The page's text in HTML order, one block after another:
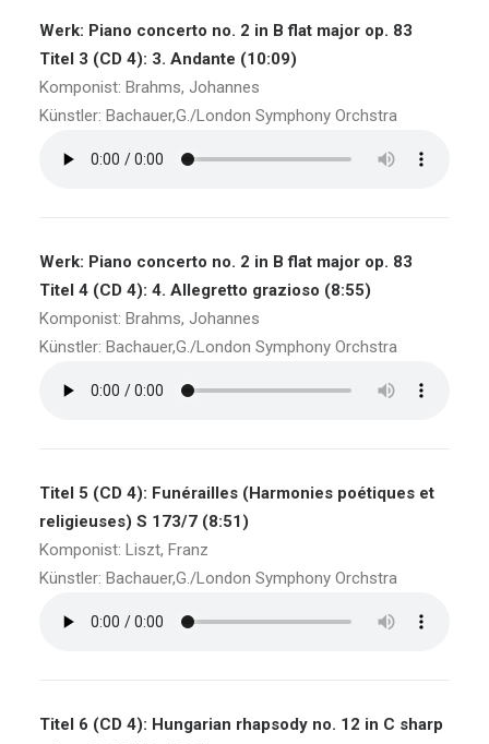
Werk: Piano concerto no. 2 in B flat major op. 83
Titel 3 (CD 4): 3. Andante (10:09)
Komponist: Brahms, Johannes
Künstler: Bachauer,G./London Symphony Orchstra
Werk: Piano concerto no. 2 in B flat major op. 83
Titel 4 (CD 4): 4. Allegretto grazioso (8:55)
Komponist: Brahms, Johannes
Künstler: Bachauer,G./London Symphony Orchstra
Titel 5 (CD 4): Funérailles (Harmonies poétiques et
religieuses) S 173/7 (8:51)
Komponist: Liszt, Franz
Künstler: Bachauer,G./London Symphony Orchstra
Titel 6 (CD 4): Hungarian rhapsody no. 12 in C sharp